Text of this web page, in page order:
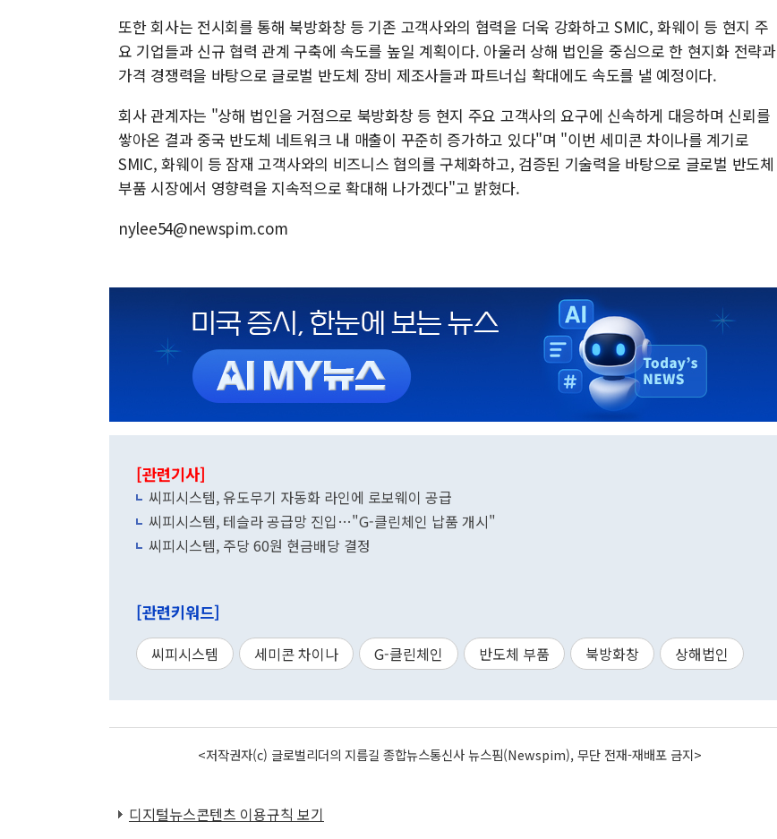
또한 회사는 전시회를 통해 북방화창 등 기존 고객사와의 협력을 더욱 강화하고 SMIC, 화웨이 등 현지 주
요 기업들과 신규 협력 관계 구축에 속도를 높일 계획이다. 아울러 상해 법인을 중심으로 한 현지화 전략과
가격 경쟁력을 바탕으로 글로벌 반도체 장비 제조사들과 파트너십 확대에도 속도를 낼 예정이다.
회사 관계자는 "상해 법인을 거점으로 북방화창 등 현지 주요 고객사의 요구에 신속하게 대응하며 신뢰를
쌓아온 결과 중국 반도체 네트워크 내 매출이 꾸준히 증가하고 있다"며 "이번 세미콘 차이나를 계기로
SMIC, 화웨이 등 잠재 고객사와의 비즈니스 협의를 구체화하고, 검증된 기술력을 바탕으로 글로벌 반도체
부품 시장에서 영향력을 지속적으로 확대해 나가겠다"고 밝혔다.
nylee54@newspim.com
[관련기사]
씨피시스템, 유도무기 자동화 라인에 로보웨이 공급
씨피시스템, 테슬라 공급망 진입…"G-클린체인 납품 개시"
씨피시스템, 주당 60원 현금배당 결정
[관련키워드]
씨피시스템 세미콘 차이나 G-클린체인 반도체 부품 북방화창 상해법인
<저작권자(c) 글로벌리더의 지름길 종합뉴스통신사 뉴스핌(Newspim), 무단 전재-재배포 금지>
디지털뉴스콘텐츠 이용규칙 보기